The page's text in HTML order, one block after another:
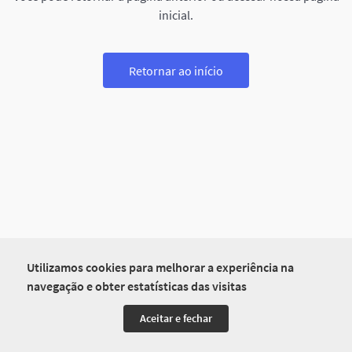
Utilizamos cookies para melhorar a experiência na
navegação e obter estatísticas das visitas
Aceitar e fechar
inicial.
Retornar ao início